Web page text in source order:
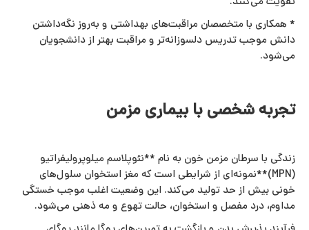
* همکاری با متخصصان مراقبت‌های بهداشتی و به‌روز نگه‌داشتن
دانش موجب تدریس دلسوزانه‌تر و مراقبت بهتر از دانشجویان
می‌شود.
تجربه شخصی با بیماری مزمن
زندگی با سرطان مزمن خون به نام **نئوپلاسم میلوپرولیفراتیو
(MPN)**نمونه‌ای از شرایطی است که مغز استخوان سلول‌های
خونی بیش از حد تولید می‌کند. این وضعیت اغلب موجب خستگی
مداوم، درد مفصل و استخوان، حالت تهوع و مه‌ ذهنی می‌شود.